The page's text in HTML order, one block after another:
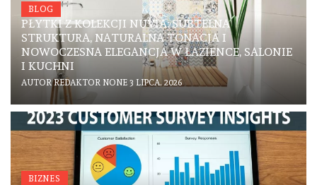
BLOG
PŁYTKI Z KOLEKCJI NUVIA: SUBTELNA
STRUKTURA, NATURALNA TONACJA I
NOWOCZESNA ELEGANCJA W ŁAZIENCE, SALONIE
I KUCHNI
AUTOR REDAKTOR NONE 3 LIPCA, 2026
BIZNES